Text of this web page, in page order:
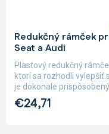
Redukčný rámček
Seat a Audi
hodnotenie
produktu
je
5,0
z
5
hviezdičiek.
€24,71
Plastový redukčný
ktorí sa rozhodli vylepšiť
je dokonale